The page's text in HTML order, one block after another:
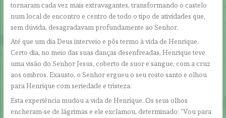
tornaram cada vez mais extravagantes, transformando o castelo
num local de encontro e centro de todo o tipo de atividades que,
sem dúvida, desagradavam profundamente ao Senhor.
Até que um dia Deus interveio e pôs termo à vida de Henrique.
Certo dia, no meio das suas danças desenfreadas, Henrique teve
uma visão do Senhor Jesus, coberto de suor e sangue, com a cruz
aos ombros. Exausto, o Senhor ergueu o seu rosto santo e olhou
para Henrique com seriedade e tristeza.
Esta experiência mudou a vida de Henrique. Os seus olhos
encheram-se de lágrimas e ele exclamou, determinado: “Vou para